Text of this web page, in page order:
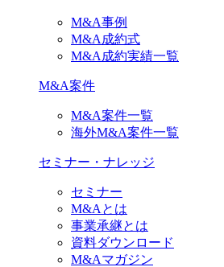
M&A事例
M&A成約式
M&A成約実績一覧
M&A案件
M&A案件一覧
海外M&A案件一覧
セミナー・ナレッジ
セミナー
M&Aとは
事業承継とは
資料ダウンロード
M&Aマガジン